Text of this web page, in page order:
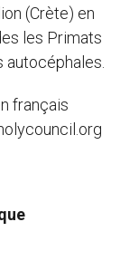
(Crète) en
les Primats
français